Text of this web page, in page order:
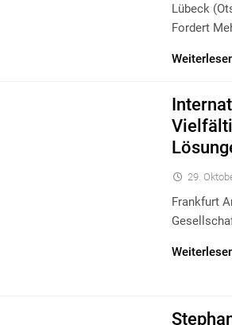
Lübeck
Fordert
29.
Frankfurt